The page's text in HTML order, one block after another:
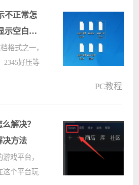
的方法
不正常怎
示空白解
式之一，
2345好压等
开，这是怎
PC教程
解决？
决方法
戏平台，
这个平台玩